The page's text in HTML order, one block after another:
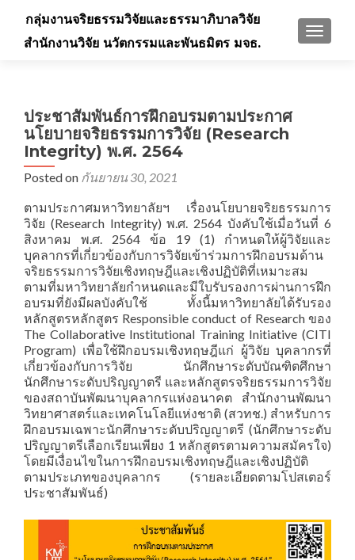
กลุ่มงานจริยธรรมวิจัยและธรรมาภิบาลวิจัย
สำนักงานวิจัย นวัตกรรมและพันธมิตร มจธ.
ประชาสัมพันธ์การฝึกอบรมตามประกาศ
นโยบายจริยธรรมการวิจัย (Research
Integrity) พ.ศ. 2564
Posted on กันยายน 30, 2021
ตามประกาศมหาวิทยาลัยฯ เรื่องนโยบายจริยธรรมการ
วิจัย (Research Integrity) พ.ศ. 2564 บังคับใช้เมื่อวันที่ 6
สิงหาคม พ.ศ. 2564 ข้อ 19 (1) กำหนดให้ผู้วิจัยและ
บุคลากรที่เกี่ยวข้องกับการวิจัยเข้าร่วมการฝึกอบรมด้าน
จริยธรรมการวิจัยเชิงทฤษฎีและเชิงปฏิบัติที่เหมาะสม
ตามที่มหาวิทยาลัยกำหนดและมีใบรับรองการผ่านการฝึก
อบรมที่ยังมีผลบังคับใช้ ทั้งนี้มหาวิทยาลัยได้รับรอง
หลักสูตรหลักสูตร Responsible conduct of Research ของ
The Collaborative Institutional Training Initiative (CITI
Program) เพื่อใช้ฝึกอบรมเชิงทฤษฎีแก่ ผู้วิจัย บุคลากรที่
เกี่ยวข้องกับการวิจัย นักศึกษาระดับบัณฑิตศึกษา
นักศึกษาระดับปริญญาตรี และหลักสูตรจริยธรรมการวิจัย
ของสถาบันพัฒนาบุคลากรแห่งอนาคต สำนักงานพัฒนา
วิทยาศาสตร์และเทคโนโลยีแห่งชาติ (สวทช.) สำหรับการ
ฝึกอบรมเฉพาะนักศึกษาระดับปริญญาตรี (นักศึกษาระดับ
ปริญญาตรีเลือกเรียนเพียง 1 หลักสูตรตามความสมัครใจ)
โดยมีเงื่อนไขในการฝึกอบรมเชิงทฤษฎีและเชิงปฏิบัติ
ตามประเภทของบุคลากร (รายละเอียดตามโปสเตอร์
ประชาสัมพันธ์)